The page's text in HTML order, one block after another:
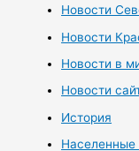
Новости
Новости
Новости в
Новости
История
Населенные